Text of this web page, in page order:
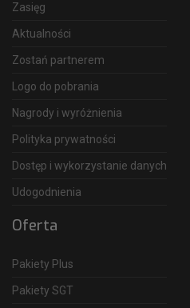
Zasięg
Aktualności
Zostań partnerem
Logo do pobrania
Nagrody i wyróżnienia
Polityka prywatności
Dostęp i wykorzystanie danych
Udogodnienia
Oferta
Pakiety Plus
Pakiety SGT